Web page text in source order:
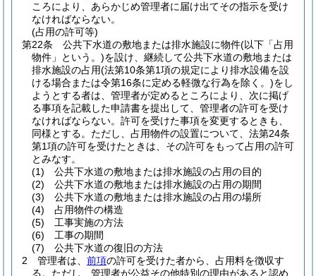
ころにより、あらかじめ管理者に届け出てその指示を受け
なければならない。
(占用の許可等)
第22条
公共下水道の敷地または排水施設に物件(以下「占用
物件」という。)を設け、継続して公共下水道の敷地または
排水施設の占用(法第10条第1項の規定により排水設備を設
ける場合または令第16条に定める軽微な行為を除く。)をし
ようとする者は、管理者が定めるところにより、次に掲げ
る事項を記載した申請書を提出して、管理者の許可を受け
なければならない。 許可を受けた事項を変更するときも、
同様とする。 ただし、占用物件の設置について、法第24条
第1項の許可を受けたときは、その許可をもって占用の許可
とみなす。
(1)
公共下水道の敷地または排水施設の占用の目的
(2)
公共下水道の敷地または排水施設の占用の期間
(3)
公共下水道の敷地または排水施設の占用の場所
(4)
占用物件の構造
(5)
工事実施の方法
(6)
工事の期間
(7)
公共下水道の復旧の方法
2
管理者は、 前項の許可を受けた者から、占用料を徴収す
る。 ただし、管理者が公益その他特別の理由があると認め